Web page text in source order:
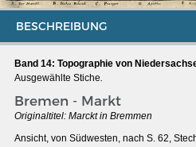
BESCHREIBUNG
Band 14: Topographie von
Ausgewählte Stiche.
Bremen - Markt
Originaltitel: Marckt in Bremmen
Ansicht, von Südwesten, nach S. 62,